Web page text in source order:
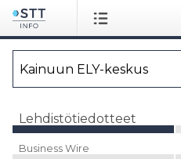
Lehdistötiedotteet
Business Wire